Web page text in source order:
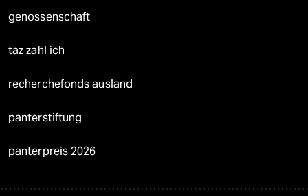
genossenschaft
taz zahl ich
recherchefonds ausland
panterstiftung
panterpreis 2026